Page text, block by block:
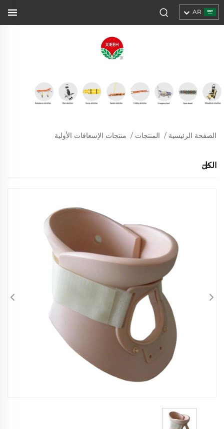
AR
الصفحة الرئيسية / المنتجات / منتجات الإسعافات الأولية
الكل